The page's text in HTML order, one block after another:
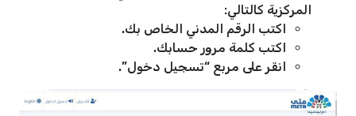
المركزية كالتالي:
اكتب الرقم المدني الخاص بك.
اكتب كلمة مرور حسابك.
انقر على مربع “تسجيل دخول”.